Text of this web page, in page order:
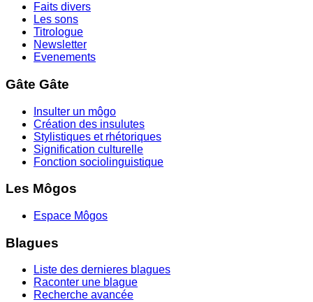
Faits divers
Les sons
Titrologue
Newsletter
Evenements
Gâte Gâte
Insulter un môgo
Création des insulutes
Stylistiques et rhétoriques
Signification culturelle
Fonction sociolinguistique
Les Môgos
Espace Môgos
Blagues
Liste des dernieres blagues
Raconter une blague
Recherche avancée